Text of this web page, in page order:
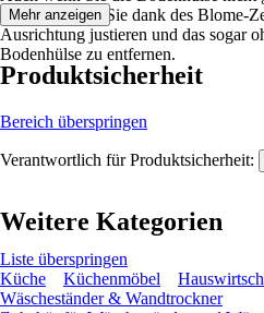
haben, können Sie dank des Blome-
Ausrichtung justieren und das sogar
Bodenhülse zu entfernen.
Mehr anzeigen
Produktsicherheit
Bereich überspringen
Verantwortlich für Produktsicherheit:
Weitere Kategorien
Liste überspringen
Küche
Küchenmöbel
Wäscheständer & Wandtrockner